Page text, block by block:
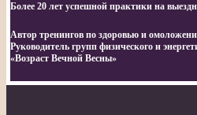
Более 20 лет успешной практики на
Автор тренингов по здоровью и
Руководитель групп физического и
«Возраст Вечной Весны»